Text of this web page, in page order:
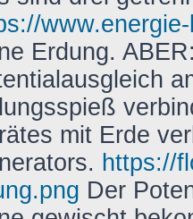
Erdung.
mit Erde
https://
Der